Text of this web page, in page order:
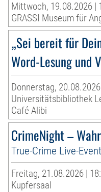
Mittwoch, 19.08.2026 |
GRASSI Museum für
„Sei bereit für
Word-Lesung und
Donnerstag,
Universitätsbibliothek
Café Alibi
CrimeNight –
True-Crime Live-Event
Freitag, 21.08.2026 |
Kupfersaal